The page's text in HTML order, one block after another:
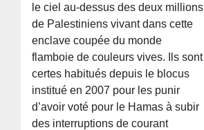
le ciel au-dessus des deux millions
de Palestiniens vivant dans cette
enclave coupée du monde
flamboie de couleurs vives. Ils sont
certes habitués depuis le blocus
institué en 2007 pour les punir
d’avoir voté pour le Hamas à subir
des interruptions de courant